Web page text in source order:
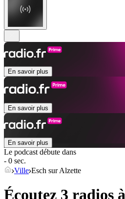
En savoir plus
En savoir plus
En savoir plus
Le podcast débute dans
- 0 sec.
Ville Esch sur Alzette
Écoutez 3 radios à